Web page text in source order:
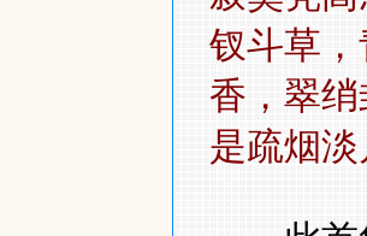
钗斗草
香，翠
是疏烟